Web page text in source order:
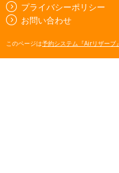
プライバシーポリシー
お問い合わせ
このページは予約システム『Airリザーブ』